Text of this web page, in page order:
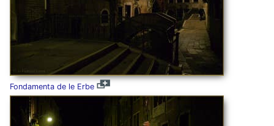
Fondamenta de le Erbe